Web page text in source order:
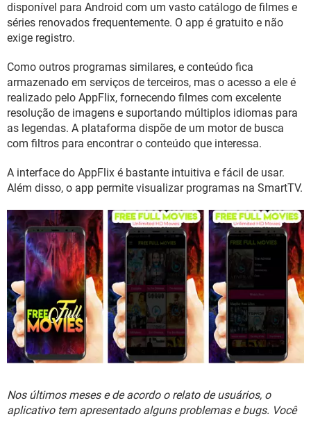
GUIA DE COMPRAS
disponível para Android com um vasto catálogo de filmes e
séries renovados frequentemente. O app é gratuito e não
exige registro.
Como outros programas similares, e conteúdo fica
armazenado em serviços de terceiros, mas o acesso a ele é
realizado pelo AppFlix, fornecendo filmes com excelente
resolução de imagens e suportando múltiplos idiomas para
as legendas. A plataforma dispõe de um motor de busca
com filtros para encontrar o conteúdo que interessa.
A interface do AppFlix é bastante intuitiva e fácil de usar.
Além disso, o app permite visualizar programas na SmartTV.
Nos últimos meses e de acordo o relato de usuários, o
aplicativo tem apresentado alguns problemas e bugs. Você